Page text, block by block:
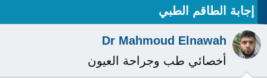
إجابة الطاقم الطبي
Dr Mahmoud Elnawah
أخصائي طب وجراحة العيون